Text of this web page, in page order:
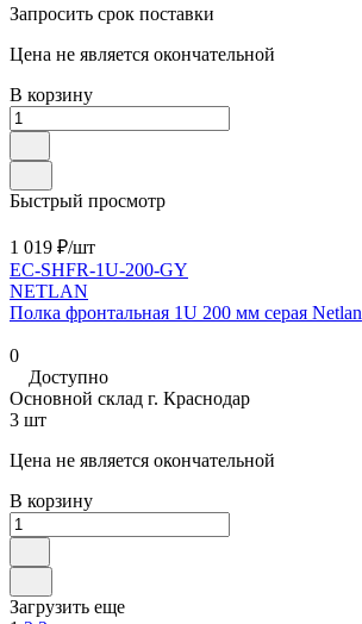
Запросить срок поставки
Цена не является окончательной
В корзину
Быстрый просмотр
1 019 ₽/шт
EC-SHFR-1U-200-GY
NETLAN
Полка фронтальная 1U 200 мм серая Netlan
0
Доступно
Основной склад г. Краснодар
3 шт
Цена не является окончательной
В корзину
Загрузить еще